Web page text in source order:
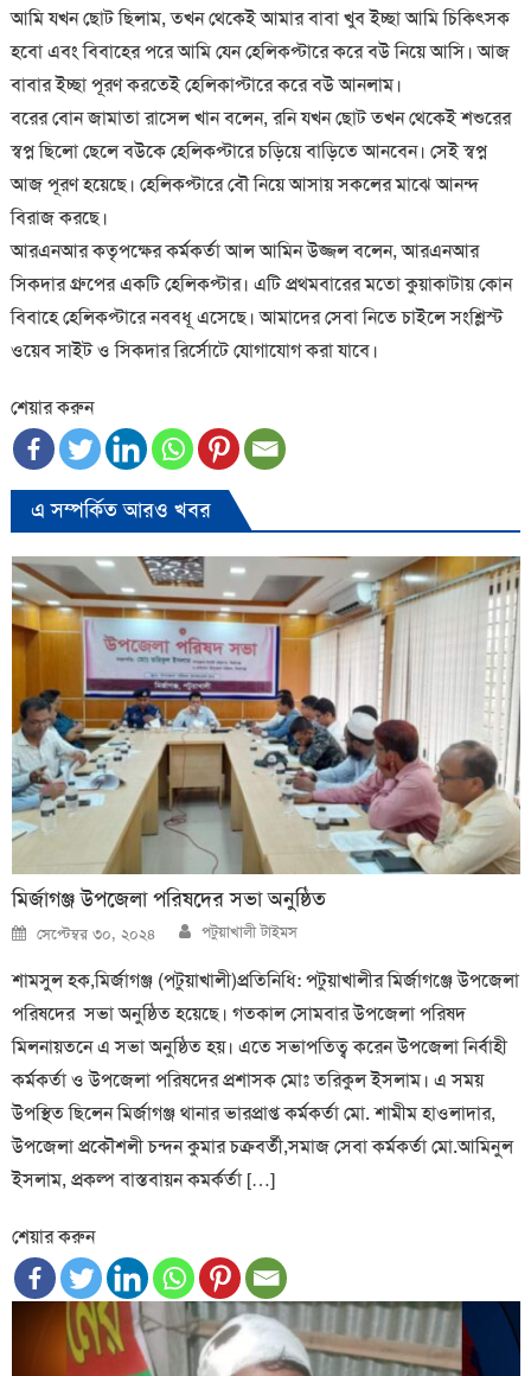
আমি যখন ছোট ছিলাম, তখন থেকেই আমার বাবা খুব ইচ্ছা আমি চিকিৎসক
হবো এবং বিবাহের পরে আমি যেন হেলিকপ্টারে করে বউ নিয়ে আসি। আজ
বাবার ইচ্ছা পূরণ করতেই হেলিকাপ্টারে করে বউ আনলাম।
বরের বোন জামাতা রাসেল খান বলেন, রনি যখন ছোট তখন থেকেই শশুরের
স্বপ্ন ছিলো ছেলে বউকে হেলিকপ্টারে চড়িয়ে বাড়িতে আনবেন। সেই স্বপ্ন
আজ পূরণ হয়েছে। হেলিকপ্টারে বৌ নিয়ে আসায় সকলের মাঝে আনন্দ
বিরাজ করছে।
আরএনআর কতৃপক্ষের কর্মকর্তা আল আমিন উজ্জল বলেন, আরএনআর
সিকদার গ্রুপের একটি হেলিকপ্টার। এটি প্রথমবারের মতো কুয়াকাটায় কোন
বিবাহে হেলিকপ্টারে নববধূ এসেছে। আমাদের সেবা নিতে চাইলে সংশ্লিস্ট
ওয়েব সাইট ও সিকদার রির্সোটে যোগাযোগ করা যাবে।
শেয়ার করুন
এ সম্পর্কিত আরও খবর
মির্জাগঞ্জ উপজেলা পরিষদের সভা অনুষ্ঠিত
Posted
on
সেপ্টেম্বর ৩০, ২০২৪ Author
পটুয়াখালী টাইমস
শামসুল হক,মির্জাগঞ্জ (পটুয়াখালী)প্রতিনিধি: পটুয়াখালীর মির্জাগঞ্জে উপজেলা
পরিষদের সভা অনুষ্ঠিত হয়েছে। গতকাল সোমবার উপজেলা পরিষদ
মিলনায়তনে এ সভা অনুষ্ঠিত হয়। এতে সভাপতিত্ব করেন উপজেলা নির্বাহী
কর্মকর্তা ও উপজেলা পরিষদের প্রশাসক মোঃ তরিকুল ইসলাম। এ সময়
উপস্থিত ছিলেন মির্জাগঞ্জ থানার ভারপ্রাপ্ত কর্মকর্তা মো. শামীম হাওলাদার,
উপজেলা প্রকৌশলী চন্দন কুমার চক্রবর্তী,সমাজ সেবা কর্মকর্তা মো.আমিনুল
ইসলাম, প্রকল্প বাস্তবায়ন কমর্কর্তা […]
শেয়ার করুন